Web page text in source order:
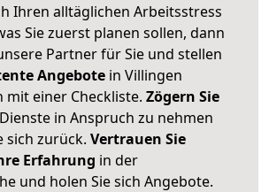
Ihren alltäglichen Arbeitsstress
Sie zuerst planen sollen, dann
Partner für Sie und stellen
Angebote in Villingen
mit einer Checkliste. Zögern Sie
in Anspruch zu nehmen
sich zurück. Vertrauen Sie
Erfahrung in der
und holen Sie sich Angebote.